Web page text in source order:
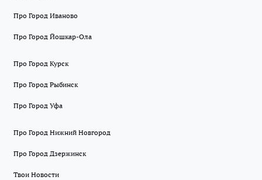
Про Город Иваново
Про Город Йошкар-Ола
Про Город Курск
Про Город Рыбинск
Про Город Уфа
Про Город Нижний Новгород
Про Город Дзержинск
Твои Новости